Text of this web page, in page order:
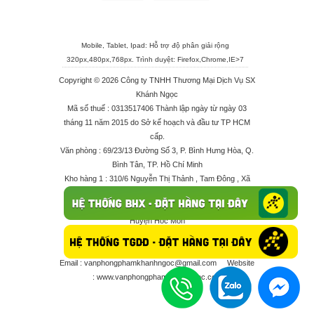
Mobile, Tablet, Ipad: Hỗ trợ độ phân giải rộng
320px,480px,768px. Trình duyệt: Firefox,Chrome,IE>7
Copyright © 2026 Công ty TNHH Thương Mại Dịch Vụ SX
Khánh Ngọc
Mã số thuế : 0313517406 Thành lập ngày từ ngày 03
tháng 11 năm 2015 do Sở kế hoạch và đầu tư TP HCM
cấp.
Văn phòng : 69/23/13 Đường Số 3, P. Bình Hưng Hòa, Q.
Bình Tân, TP. Hồ Chí Minh
Kho hàng 1 : 310/6 Nguyễn Thị Thảnh , Tam Đông , Xã
Kho hàng 2 : 68/2X Ấp Đông 1 , Xã Thới Tam Thôn ,
Huyện Hóc Môn
Điện thoại : 028 625 66506 - 0909 682 189 - 082 7158
413 - 096 298 10 17 - 0961 208 617
Email : vanphongphamkhanhngoc@gmail.com
Website
: www.vanphongphamkhanhngoc.com